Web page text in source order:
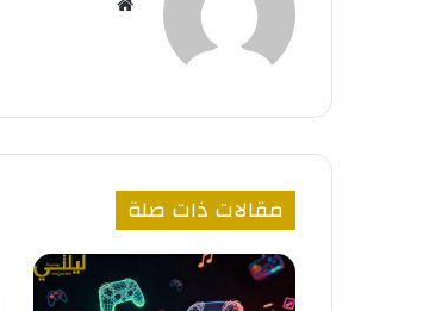
مقالات ذات صلة